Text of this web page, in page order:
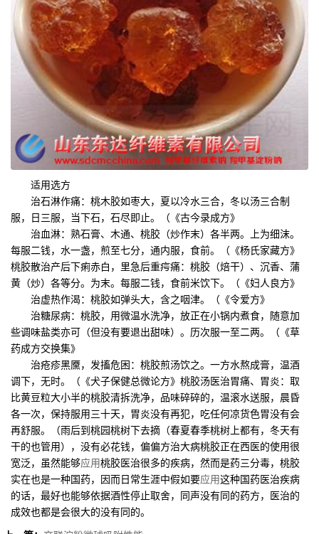
适用选方
治石淋作痛：桃木胶如枣大，夏以冷水三合，冬以汤三合制
服，日三服，当下石，石尽即止。（《古今录成方》
治血淋：熟石膏、木通、桃胶（炒作末）各半两。上为细沫。
每服二钱，水一盏，煎至七分，通内服，食前。（《杨氏家藏方》
桃胶散治产后下痢赤白，里急后重疞痛：桃胶（焙干）、沉香、蒲
黄（炒）各等分。为末。每服二钱，食前米饮下。（《妇人良方》
治虚热作渴：桃胶如弹头大，含之咽津。（《令爱方》
治糖尿病：桃胶，用微温水洗净，放正在小锅内煮食，随意加
些调味盐类亦可（但没有要退出甜味）。历次服一至二两。（《草
药成方交换集》
治疮疹黑黡，发搐危困：桃胶煎汤饮之。一方水熬成膏，温酒
调下，无时。（《犬子保健总微论方》桃胶汤医治胃痛、胃炎：取
比黄豆粒大小半的桃胶清拆洗净，品味碎碎的，温滚水送服，晨昏
各一次，保持服用三十天，胃炎没有再犯，吃任何凉货色胃没有会
再舒服。（雨后到桃园桃树下去摘（春夏春季桃树上都有，冬天有
干的也管用），没有必花钱，偏偏方治大病桃胶正在西医的使用很
宽泛，虽然能够应用桃胶医治很多的疾病，然而是药三分毒，桃胶
实在也是一种国药，因而日常生涯中假如要应用这种国药医治疾病
的话，最好也能够依据酒性停止取舍，同声没有同的药方，医治的
成效也都是会很大的没有同的。